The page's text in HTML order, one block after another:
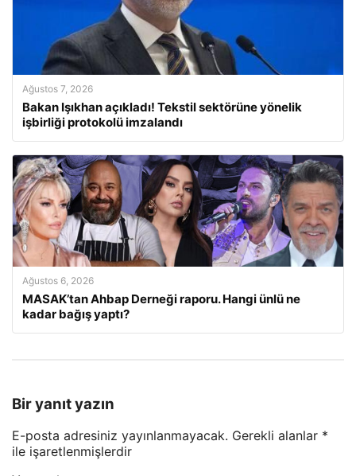
Ağustos 7, 2026
Bakan Işıkhan açıkladı! Tekstil sektörüne yönelik
işbirliği protokolü imzalandı
Ağustos 6, 2026
MASAK’tan Ahbap Derneği raporu. Hangi ünlü ne
kadar bağış yaptı?
Bir yanıt yazın
E-posta adresiniz yayınlanmayacak. Gerekli alanlar *
ile işaretlenmişlerdir